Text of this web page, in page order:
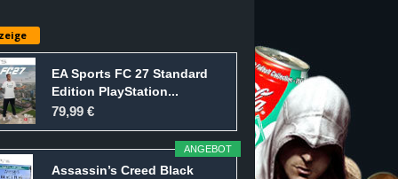
EA Sports FC 27 Standard
Edition PlayStation...
79,99 €
ANGEBOT
Assassin’s Creed Black